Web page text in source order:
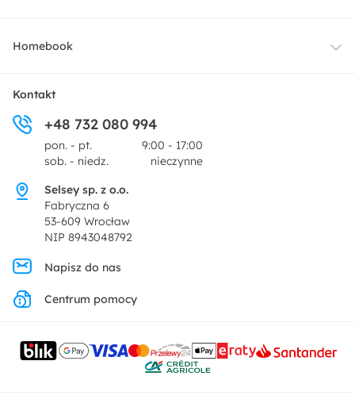
Dekoracje i akcesoria
Promocje
Dostawa
Zwroty
Pytania i odpowiedzi
Homebook
O nas
Centrum prasowe
Regulamin
Polityka prywatności
Ustawienia prywatności
Kontakt
Kontakt
+48 732 080 994
pon. - pt.
9:00 - 17:00
sob. - niedz.
nieczynne
Selsey sp. z o.o.
Fabryczna 6
53-609 Wrocław
NIP 8943048792
Napisz do nas
Centrum pomocy